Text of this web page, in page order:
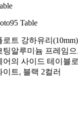
Table
로트 강하유리
팅알루미늄 프레임
어의 사이드 테이블
이트, 블랙 2컬러